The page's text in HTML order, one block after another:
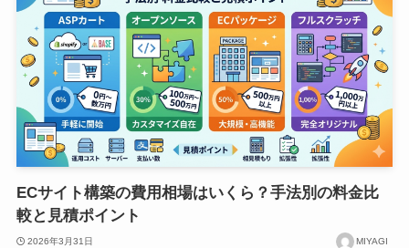
ECサイト構築の費用相場はいくら？手法別の料金比
較と見積ポイント
2026年3月31日 MIYAGI